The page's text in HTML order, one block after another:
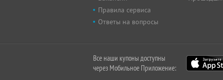
Правила сервиса
Ответы на вопросы
Все наши купоны доступны
через Мобильное Приложение: